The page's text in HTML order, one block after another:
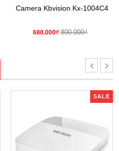
Camera Kbvision Kx-1004C4
680.000₫ 800.000₫
SALE